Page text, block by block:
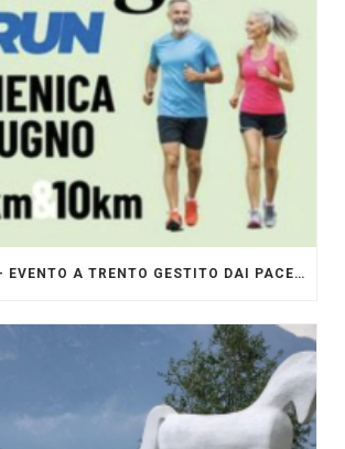
L’ADIGE RUN – EVENTO A TRENTO GESTITO DAI PACERS GLI ORIGINALI